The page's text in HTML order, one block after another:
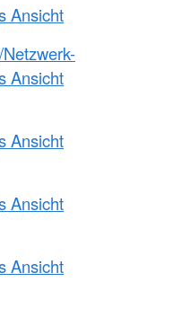
Ansicht
Ansicht
Ansicht
Ansicht
Ansicht